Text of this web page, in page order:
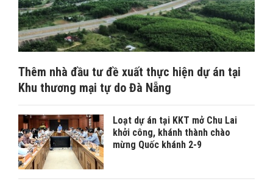
Thêm nhà đầu tư đề xuất thực hiện dự án tại
Khu thương mại tự do Đà Nẵng
Loạt dự án tại KKT mở Chu Lai
khởi công, khánh thành chào
mừng Quốc khánh 2-9